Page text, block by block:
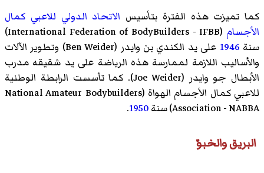
كما تميزت هذه الفترة بتأسيس الاتحاد الدولي للاعبي كمال
الأجسام
(International Federation of BodyBuilders - IFBB)
سنة 1946 على يد الكندي بن وايدر
(Ben Weider) وتطوير الآلات
والأساليب اللازمة لممارسة هذه الرياضة على يد شقيقه مدرب
الأبطال جو وايدر (Joe Weider). كما تأسست
الرابطة الوطنية
للاعبي كمال الأجسام الهواة (National Amateur Bodybuilders
Association - NABBA) سنة
1950
.
البريق والخبوّ